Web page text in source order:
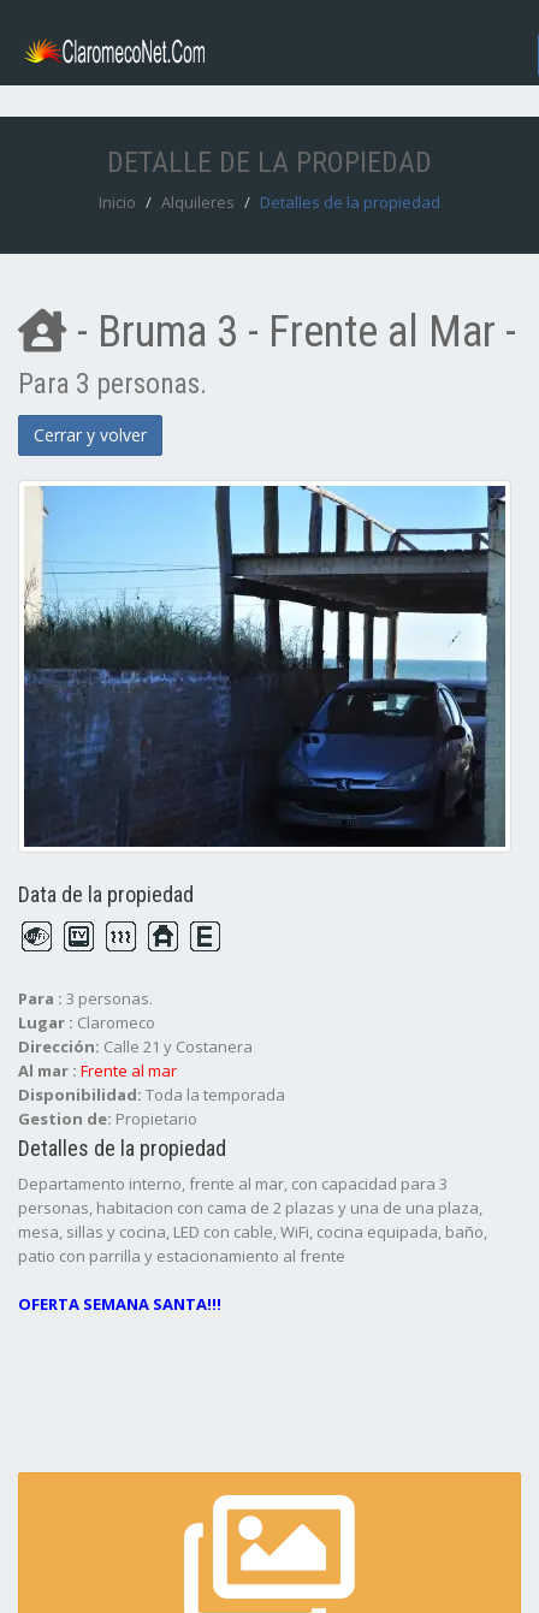
DETALLE DE LA PROPIEDAD
Inicio Alquileres Detalles de la propiedad
- Bruma 3 - Frente al Mar -
Para 3 personas.
Cerrar y volver
Data de la propiedad
Para : 3 personas.
Lugar : Claromeco
Dirección: Calle 21 y Costanera
Al mar : Frente al mar
Disponibilidad: Toda la temporada
Gestion de: Propietario
Detalles de la propiedad
Departamento interno, frente al mar, con capacidad para 3
personas, habitacion con cama de 2 plazas y una de una plaza,
mesa, sillas y cocina, LED con cable, WiFi, cocina equipada, baño,
patio con parrilla y estacionamiento al frente
OFERTA SEMANA SANTA!!!